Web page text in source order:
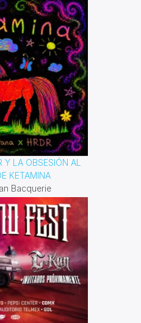
de ritmos
4pm a 6 pm |
a 4pm por
Y LA OBSESIÓN AL
KETAMINA
Bacquerie